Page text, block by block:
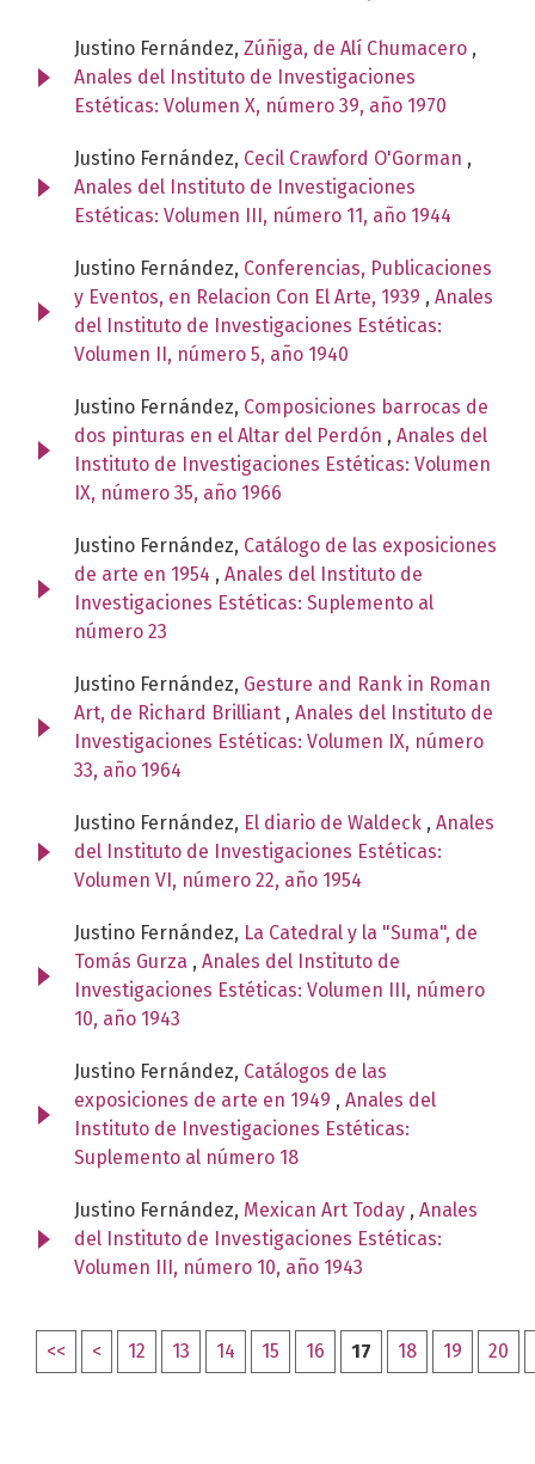
Justino Fernández, Zúñiga, de Alí Chumacero ,
Anales del Instituto de Investigaciones
Estéticas: Volumen X, número 39, año 1970
Justino Fernández, Cecil Crawford O'Gorman ,
Anales del Instituto de Investigaciones
Estéticas: Volumen III, número 11, año 1944
Justino Fernández, Conferencias, Publicaciones
y Eventos, en Relacion Con El Arte, 1939 , Anales
del Instituto de Investigaciones Estéticas:
Volumen II, número 5, año 1940
Justino Fernández, Composiciones barrocas de
dos pinturas en el Altar del Perdón , Anales del
Instituto de Investigaciones Estéticas: Volumen
IX, número 35, año 1966
Justino Fernández, Catálogo de las exposiciones
de arte en 1954 , Anales del Instituto de
Investigaciones Estéticas: Suplemento al
número 23
Justino Fernández, Gesture and Rank in Roman
Art, de Richard Brilliant , Anales del Instituto de
Investigaciones Estéticas: Volumen IX, número
33, año 1964
Justino Fernández, El diario de Waldeck , Anales
del Instituto de Investigaciones Estéticas:
Volumen VI, número 22, año 1954
Justino Fernández, La Catedral y la "Suma", de
Tomás Gurza , Anales del Instituto de
Investigaciones Estéticas: Volumen III, número
10, año 1943
Justino Fernández, Catálogos de las
exposiciones de arte en 1949 , Anales del
Instituto de Investigaciones Estéticas:
Suplemento al número 18
Justino Fernández, Mexican Art Today , Anales
del Instituto de Investigaciones Estéticas:
Volumen III, número 10, año 1943
<< < 12 13 14 15 16 17 18 19 20